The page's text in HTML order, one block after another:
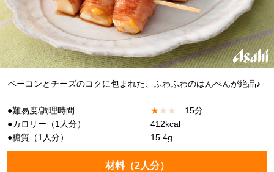
ベーコンとチーズのコクに包まれた、ふわふわのはんぺんが絶品♪
●難易度/調理時間 ★★ ★
15分
●カロリー（1人分）
412kcal
●糖質（1人分）
15.4g
材料（2人分）